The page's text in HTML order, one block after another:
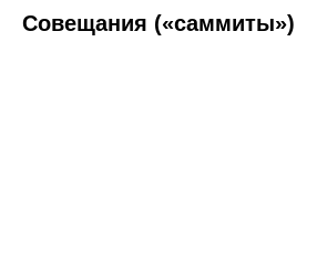
Совещания («саммиты»)